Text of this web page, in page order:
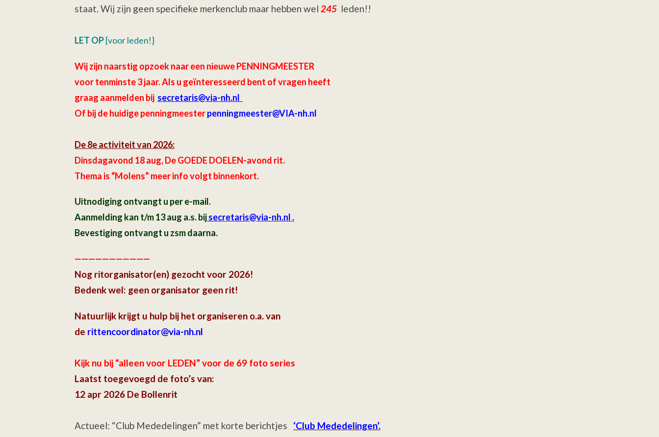
staat. Wij zijn geen specifieke merkenclub maar hebben wel 245 leden!!
LET OP[voor leden!]
Wij zijn naarstig opzoek naar een nieuwe PENNINGMEESTER
voor tenminste 3 jaar.Als u geïnteresseerd bent of vragen heeft
graag aanmelden bij secretaris@via-nh.nl
Of bij de huidige penningmeesterpenningmeester@VIA-nh.nl
De 8e activiteit van 2026:
Dinsdagavond 18 aug, De GOEDE DOELEN-avond rit.
Thema is “Molens” meer info volgt binnenkort.
Uitnodiging ontvangt u per e-mail.
Aanmelding kan t/m 13 aug a.s. bijsecretaris@via-nh.nl .
Bevestiging ontvangt u zsm daarna.
———————————
Nog ritorganisator(en) gezocht voor 2026!
Bedenk wel: geen organisator geen rit!
Natuurlijk krijgt u hulp bij het organiseren o.a. van
de rittencoordinator@via-nh.nl
Kijk nu bij “alleen voor LEDEN” voor de 69 foto series
Laatst toegevoegd de foto’s van:
12 apr 2026 De Bollenrit
Actueel: “Club Mededelingen” met korte berichtjes
‘Club Mededelingen’.